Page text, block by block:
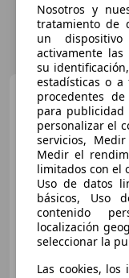
06/2024
Nosotros y
tratamiento de
un
activamente
su
estadísticas o
procedentes
para publicidad
personalizar el
servicios,
Medir el
limitados con el
Uso de datos
básicos, Uso
contenido
localización
seleccionar la
Las cookies,